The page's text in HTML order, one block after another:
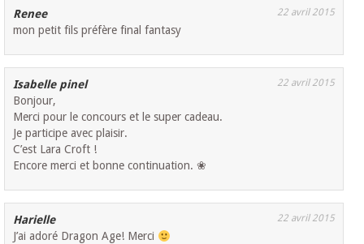
Renee 22 avril 2015
mon petit fils préfère final fantasy
Isabelle pinel 22 avril 2015
Bonjour,
Merci pour le concours et le super cadeau.
Je participe avec plaisir.
C’est Lara Croft !
Encore merci et bonne continuation. ❀
Harielle 22 avril 2015
J’ai adoré Dragon Age! Merci